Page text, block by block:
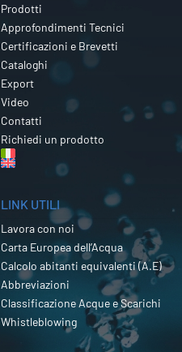
Prodotti
Approfondimenti Tecnici
Certificazioni e Brevetti
Cataloghi
Export
Video
Contatti
Richiedi un prodotto
LINK UTILI
Lavora con noi
Carta Europea dell’Acqua
Calcolo abitanti equivalenti (A.E)
Abbreviazioni
Classificazione Acque e Scarichi
Whistleblowing